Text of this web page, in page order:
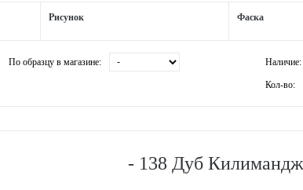
Рисунок Фаска
По образцу в магазине: Наличие:
Кол-во:
- 138 Дуб